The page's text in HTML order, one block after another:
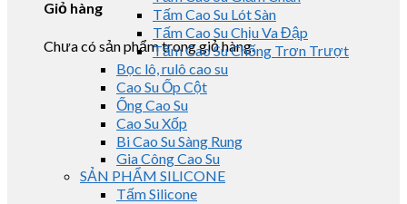
Giỏ hàng
Chưa có sản phẩm trong giỏ hàng.
Tấm Cao Su Lót Sàn
Tấm Cao Su Chịu Va Đập
Tấm Cao Su Chống Trơn Trượt
Bọc lô, rulô cao su
Cao Su Ốp Cột
Ống Cao Su
Cao Su Xốp
Bi Cao Su Sàng Rung
Gia Công Cao Su
SẢN PHẨM SILICONE
Tấm Silicone